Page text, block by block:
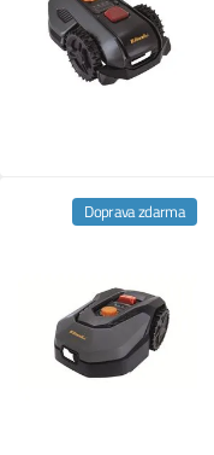
Doprava zdarma